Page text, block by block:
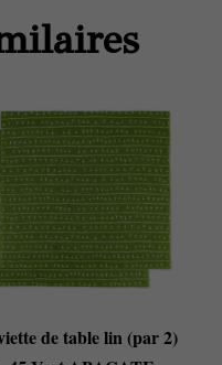
de table lin (par 2)